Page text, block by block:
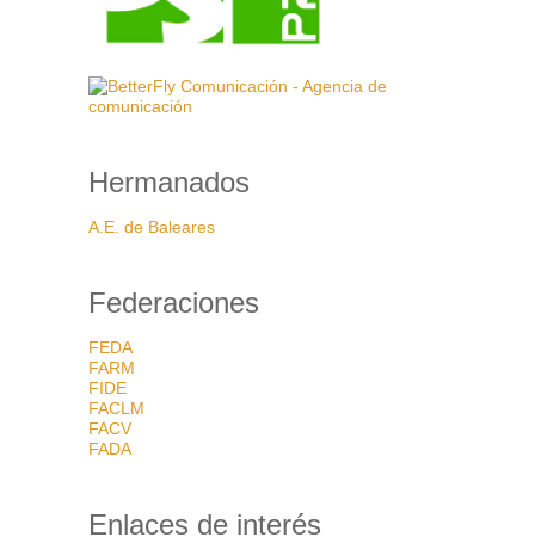
Hermanados
A.E. de Baleares
Federaciones
FEDA
FARM
FIDE
FACLM
FACV
FADA
Enlaces de interés